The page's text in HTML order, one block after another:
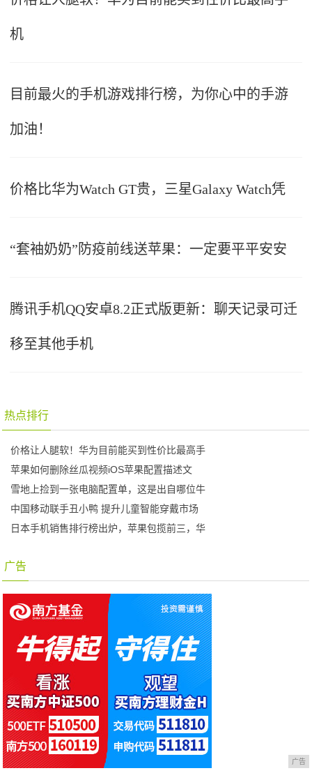
机
目前最火的手机游戏排行榜，为你心中的手游
加油！
价格比华为Watch GT贵，三星Galaxy Watch凭
“套袖奶奶”防疫前线送苹果：一定要平平安安
腾讯手机QQ安卓8.2正式版更新：聊天记录可迁
移至其他手机
热点排行
价格让人腿软！华为目前能买到性价比最高手
苹果如何删除丝瓜视频iOS苹果配置描述文
雪地上捡到一张电脑配置单，这是出自哪位牛
中国移动联手丑小鸭 提升儿童智能穿戴市场
日本手机销售排行榜出炉，苹果包揽前三，华
广告
广告